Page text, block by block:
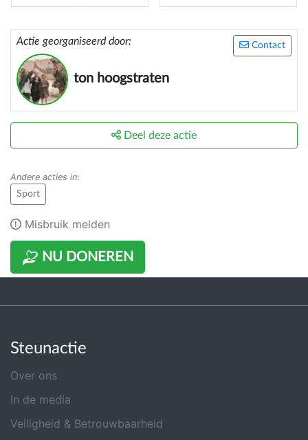
Contact
Actie georganiseerd door:
ton hoogstraten
NU DONEREN
Deel deze actie
Andere acties in:
Sport
Misbruik melden
Steunactie
Over ons
In de media
Veiligheid & Betrouwbaarheid